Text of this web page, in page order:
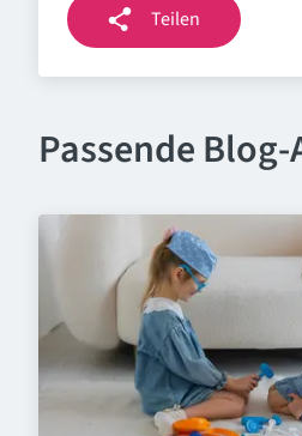
Teilen
Passende